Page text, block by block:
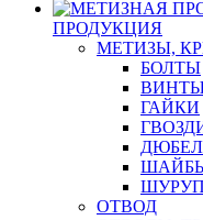
ПРОДУКЦИЯ
МЕТИЗЫ,
БОЛТЫ
ГАЙКИ
ОТВОД